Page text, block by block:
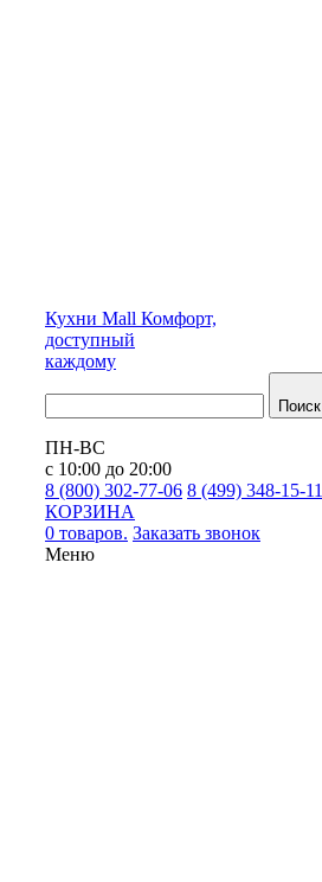
Кухни Mall Комфорт,
доступный
каждому
Поиск
ПН-ВС
с 10:00 до 20:00
8 (800) 302-77-06 8 (499) 348-15-11
КОРЗИНА
0 товаров. Заказать звонок
Меню